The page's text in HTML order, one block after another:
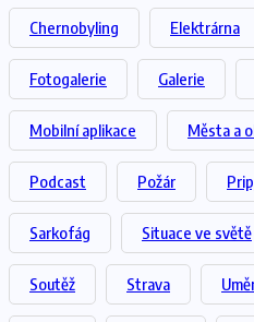
Chernobyling Elektrárna
Fotogalerie Galerie
Mobilní aplikace Města a
Podcast Požár
Sarkofág Situace ve světě
Soutěž Strava